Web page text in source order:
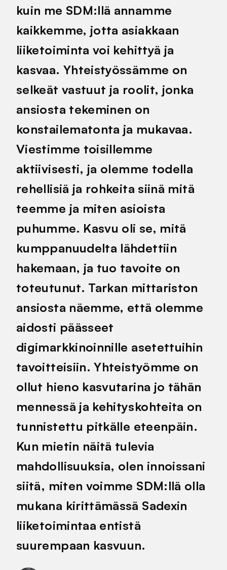
kuin me SDM:llä annamme
kaikkemme, jotta asiakkaan
liiketoiminta voi kehittyä ja
kasvaa. Yhteistyössämme on
selkeät vastuut ja roolit, jonka
ansiosta tekeminen on
konstailematonta ja mukavaa.
Viestimme toisillemme
aktiivisesti, ja olemme todella
rehellisiä ja rohkeita siinä mitä
teemme ja miten asioista
puhumme. Kasvu oli se, mitä
kumppanuudelta lähdettiin
hakemaan, ja tuo tavoite on
toteutunut. Tarkan mittariston
ansiosta näemme, että olemme
aidosti päässeet
digimarkkinoinnille asetettuihin
tavoitteisiin. Yhteistyömme on
ollut hieno kasvutarina jo tähän
mennessä ja kehityskohteita on
tunnistettu pitkälle eteenpäin.
Kun mietin näitä tulevia
mahdollisuuksia, olen innoissani
siitä, miten voimme SDM:llä olla
mukana kirittämässä Sadexin
liiketoimintaa entistä
suurempaan kasvuun.